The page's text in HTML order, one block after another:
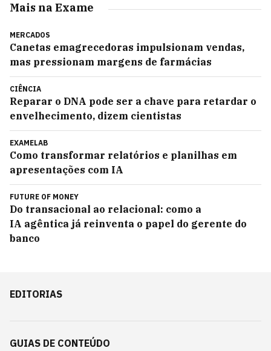
Mais na Exame
MERCADOS
Canetas emagrecedoras impulsionam vendas,
mas pressionam margens de farmácias
CIÊNCIA
Reparar o DNA pode ser a chave para retardar o
envelhecimento, dizem cientistas
EXAMELAB
Como transformar relatórios e planilhas em
apresentações com IA
FUTURE OF MONEY
Do transacional ao relacional: como a
IA agêntica já reinventa o papel do gerente do
banco
EDITORIAS
GUIAS DE CONTEÚDO